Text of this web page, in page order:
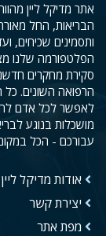
אתר מדיקל ליין
הבריאות, החל
ותסמינים שכיחים,
הפלטפורמה שלנו
סקירת מחקרים
הרפואה השונים.
לאפשר לכל אדם
מושכלות בנוגע
עבורכם - הכל
אודות מדיקל ליין
יצירת קשר
מפת אתר